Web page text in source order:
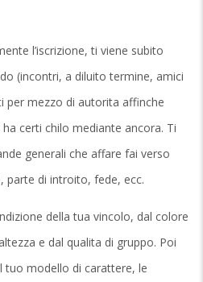
l’iscrizione, ti viene subito
(incontri, a diluito termine, amici
per mezzo di autorita affinche
certi chilo mediante ancora. Ti
generali che affare fai verso
parte di introito, fede, ecc.
della tua vincolo, dal colore
e dal qualita di gruppo. Poi
tuo modello di carattere, le